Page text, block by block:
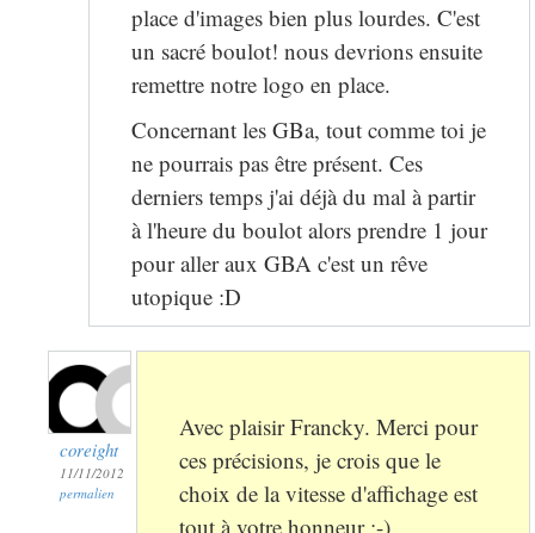
place d'images bien plus lourdes. C'est
un sacré boulot! nous devrions ensuite
remettre notre logo en place.
Concernant les GBa, tout comme toi je
ne pourrais pas être présent. Ces
derniers temps j'ai déjà du mal à partir
à l'heure du boulot alors prendre 1 jour
pour aller aux GBA c'est un rêve
utopique :D
coreight
11/11/2012
permalien
Avec plaisir Francky. Merci pour
ces précisions, je crois que le
choix de la vitesse d'affichage est
tout à votre honneur ;-)